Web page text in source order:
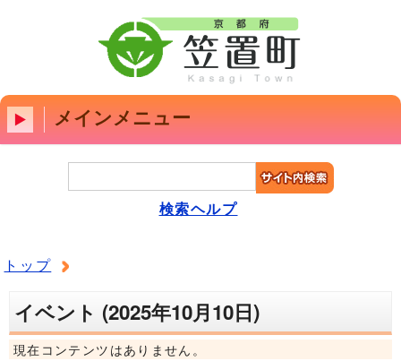
メインメニュー
検索ヘルプ
トップ
イベント (2025年10月10日)
現在コンテンツはありません。